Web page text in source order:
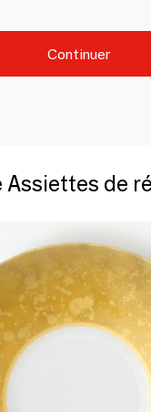
Continuer
Assiettes de